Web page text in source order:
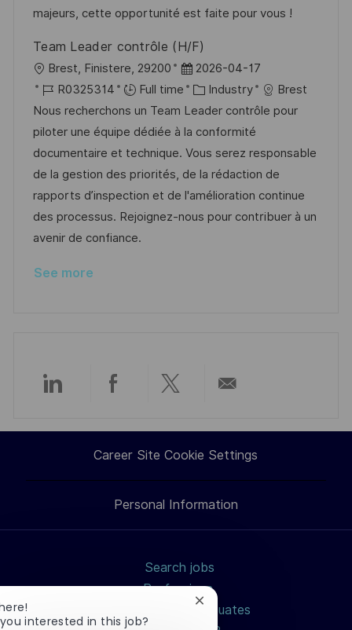
t
y
majeurs, cette opportunité est faite pour vous !
Team Leader contrôle (H/F)
L
o
c
a
t
i
o
n
Brest, Finistere, 29200
P
o
s
t
e
d
D
a
2026-04-17
J
o
b
I
d
R0325314 Full time
C
a
t
e
g
o
r
Industry
Brest
Nous recherchons un Team Leader contrôle pour
piloter une équipe dédiée à la conformité
documentaire et technique. Vous serez responsable
de la gestion des priorités, de la rédaction de
rapports d’inspection et de l'amélioration continue
des processus. Rejoignez-nous pour contribuer à un
avenir de confiance.
See more
Share
via
LinkedIn
Share
via
Facebook
Share
via
twitter
via
email
Career Site Cookie Settings
Personal Information
Search jobs
Professions
Students and Graduates
interested in this job?
Close